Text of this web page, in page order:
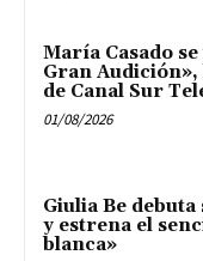
María Casado
Gran Audición»,
de Canal Sur
01/08/2026
Giulia Be debuta
y estrena el
blanca»